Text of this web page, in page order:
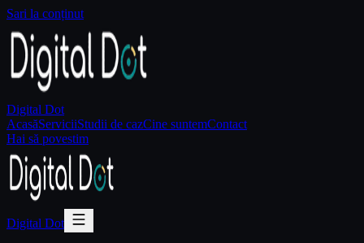
Sari la conținut
Digital Dot
AcasăServiciiStudii de cazCine suntemContact
Hai să povestim
Digital Dot